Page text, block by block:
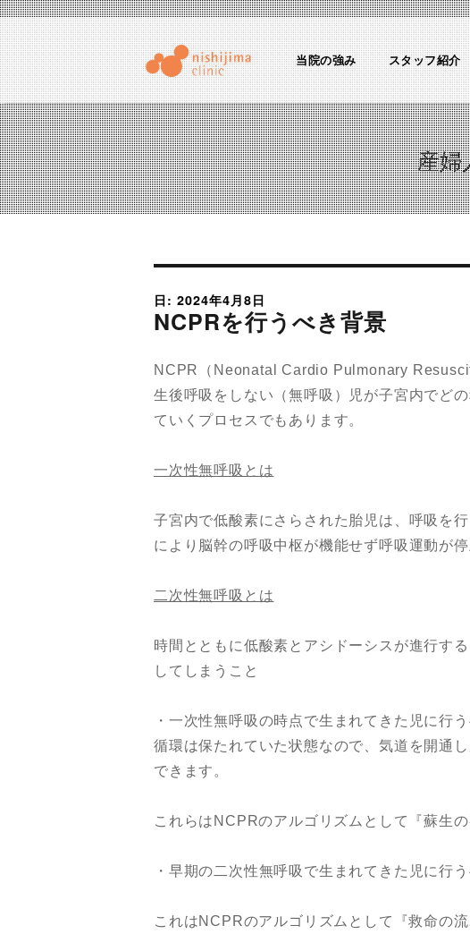
当院の強み スタッフ紹介
産婦
日: 2024年4月8日
NCPRを行うべき背景
NCPR（Neonatal Cardio Pulmonary
生後呼吸をしない（無呼吸）児が子宮内でど
ていくプロセスでもあります。
一次性無呼吸とは
子宮内で低酸素にさらされた胎児は、呼吸を
により脳幹の呼吸中枢が機能せず呼吸運動が
二次性無呼吸とは
時間とともに低酸素とアシドーシスが進行す
してしまうこと
・一次性無呼吸の時点で生まれてきた児に行
循環は保たれていた状態なので、気道を開通
できます。
これらはNCPRのアルゴリズムとして『蘇生
・早期の二次性無呼吸で生まれてきた児に行
これはNCPRのアルゴリズムとして『救命の流